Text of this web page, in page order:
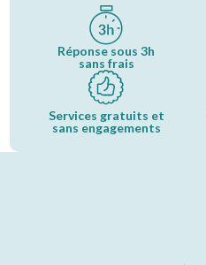
Réponse sous 3h
sans frais
Services gratuits et
sans engagements